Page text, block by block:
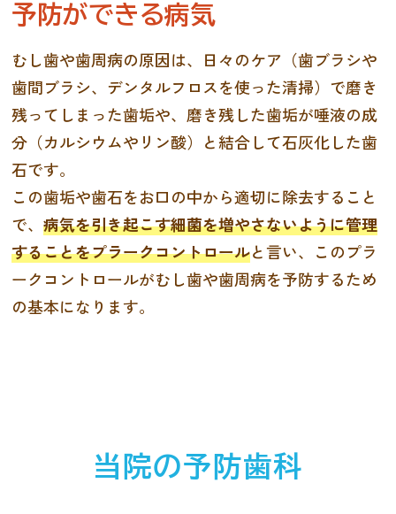
予防ができる病気
むし歯や歯周病の原因は、日々のケア（歯ブラシや
歯間ブラシ、デンタルフロスを使った清掃）で磨き
残ってしまった歯垢や、磨き残した歯垢が唾液の成
分（カルシウムやリン酸）と結合して石灰化した歯
石です。
この歯垢や歯石をお口の中から適切に除去すること
で、 病気を引き起こす細菌を増やさないように管理
することをプラークコントロールと言い、このプラ
ークコントロールがむし歯や歯周病を予防するため
の基本になります。
当院の予防歯科